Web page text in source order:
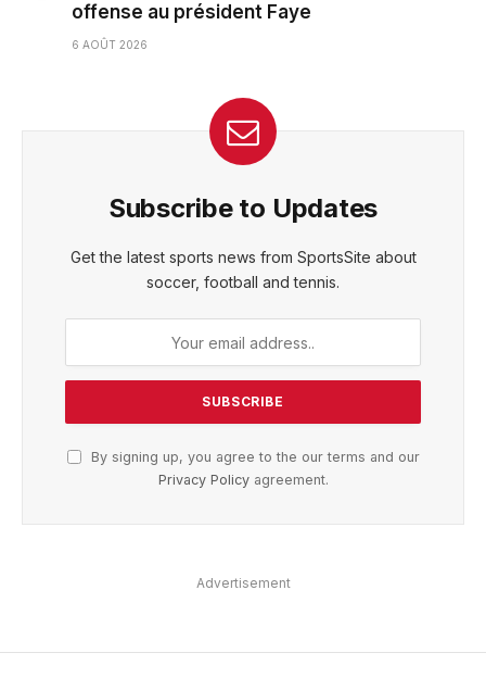
offense au président Faye
6 AOÛT 2026
Subscribe to Updates
Get the latest sports news from SportsSite about
soccer, football and tennis.
By signing up, you agree to the our terms and our
Privacy Policyagreement.
Advertisement